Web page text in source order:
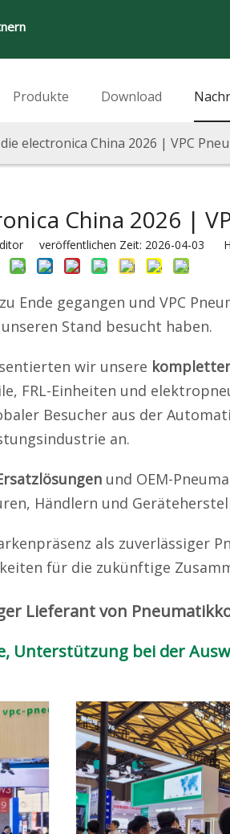
Produkte Download
electronica China 2026 | VPC
China 2026 |
veröffentlichen Zeit: 2026-04-03
Ende gegangen und VPC
Stand besucht haben.
wir unsere
FRL-Einheiten und
Besucher aus der
an.
und OEM-
Händlern und
als zuverlässiger
für die zukünftige
Lieferant von
Unterstützung bei der